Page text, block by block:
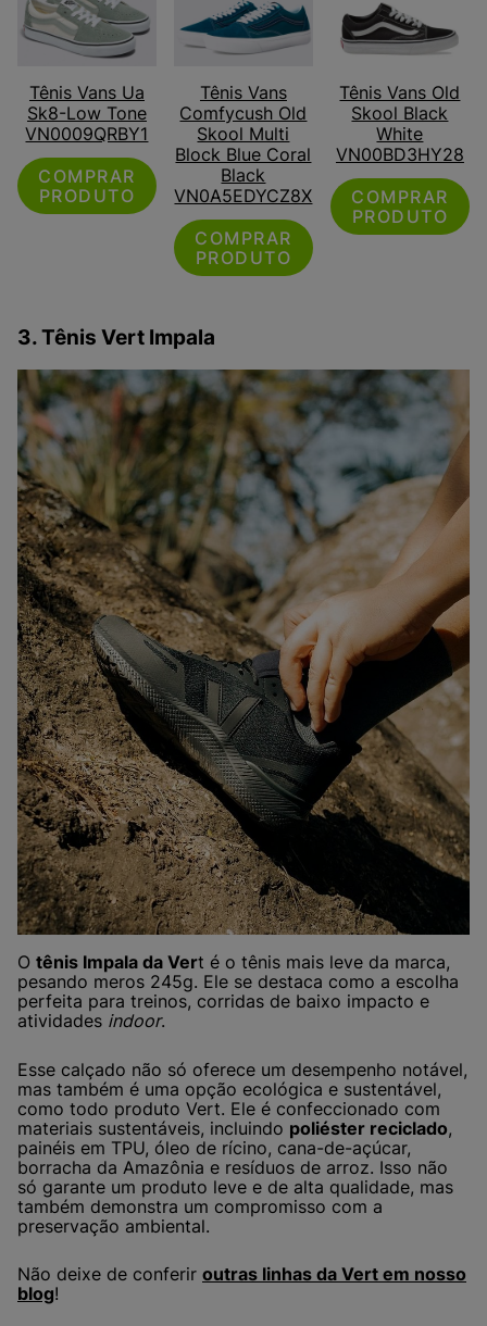
Tênis Vans Ua
Sk8-Low Tone
VN0009QRBY1
COMPRAR
PRODUTO
Tênis Vans
Comfycush Old
Skool Multi
Block Blue Coral
Black
VN0A5EDYCZ8X
COMPRAR
PRODUTO
Tênis Vans Old
Skool Black
White
VN00BD3HY28
COMPRAR
PRODUTO
3. Tênis Vert Impala
O tênis Impala da Vert é o tênis mais leve da marca,
pesando meros 245g. Ele se destaca como a escolha
perfeita para treinos, corridas de baixo impacto e
atividades indoor.
Esse calçado não só oferece um desempenho notável,
mas também é uma opção ecológica e sustentável,
como todo produto Vert. Ele é confeccionado com
materiais sustentáveis, incluindo poliéster reciclado,
painéis em TPU, óleo de rícino, cana-de-açúcar,
borracha da Amazônia e resíduos de arroz. Isso não
só garante um produto leve e de alta qualidade, mas
também demonstra um compromisso com a
preservação ambiental.
Não deixe de conferir outras linhas da Vert em nosso
blog!